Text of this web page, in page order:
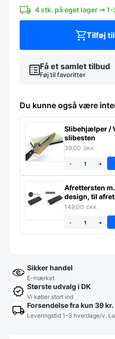
træ,
lille
4 stk. på eget lager ➞
Få et samlet tilbud
Føj til favoritter
Tilføj
Du kunne også være
Slibehjælper /
slibesten
39,00 DKK
- +
Afrettersten
design, til
slibesten
149,00 DKK
- +
Sikker handel
E-mærket
Største udvalg i DK
Vi køber stort ind
Forsendelse fra kun 39 kr.
Leveringstid 1-3 hverdage/v.